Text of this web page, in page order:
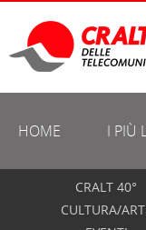
HOME I PIÙ
CRALT 40°
CULTURA/